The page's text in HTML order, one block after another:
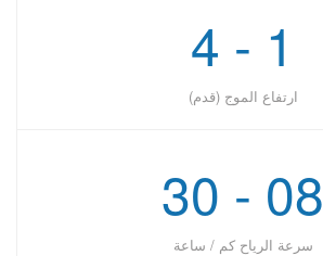
1 - 4
ارتفاع الموج (قدم)
08 - 30
سرعة الرياح كم / ساعة